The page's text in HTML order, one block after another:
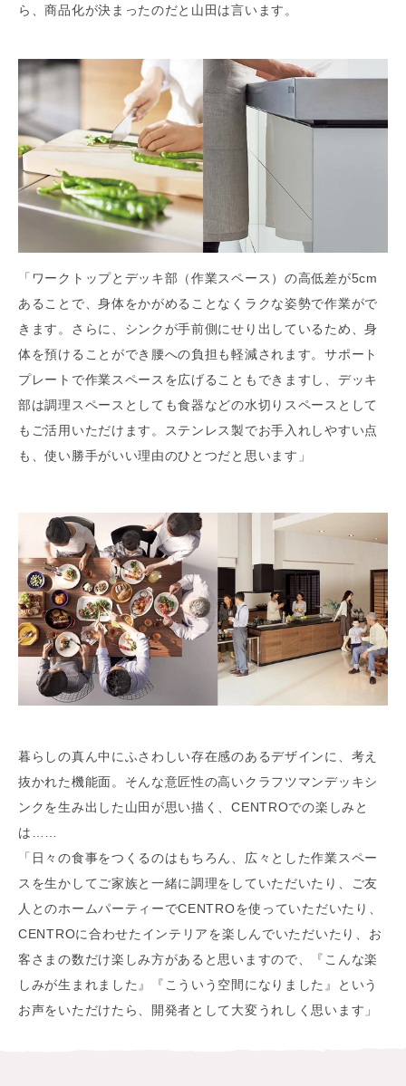
ら、商品化が決まったのだと山田は言います。
「ワークトップとデッキ部（作業スペース）の高低差が5cm
あることで、身体をかがめることなくラクな姿勢で作業がで
きます。さらに、シンクが手前側にせり出しているため、身
体を預けることができ腰への負担も軽減されます。サポート
プレートで作業スペースを広げることもできますし、デッキ
部は調理スペースとしても食器などの水切りスペースとして
もご活用いただけます。ステンレス製でお手入れしやすい点
も、使い勝手がいい理由のひとつだと思います」
暮らしの真ん中にふさわしい存在感のあるデザインに、考え
抜かれた機能面。そんな意匠性の高いクラフツマンデッキシ
ンクを生み出した山田が思い描く、CENTROでの楽しみと
は……
「日々の食事をつくるのはもちろん、広々とした作業スペー
スを生かしてご家族と一緒に調理をしていただいたり、ご友
人とのホームパーティーでCENTROを使っていただいたり、
CENTROに合わせたインテリアを楽しんでいただいたり、お
客さまの数だけ楽しみ方があると思いますので、『こんな楽
しみが生まれました』『こういう空間になりました』という
お声をいただけたら、開発者として大変うれしく思います」